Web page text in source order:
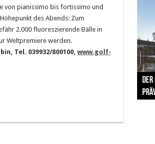
von pianissimo bis fortissimo und
des Abends: Zum
2.000 fluoreszierende Bälle in
Weltpremiere werden.
Tel. 039932/800100, www.golf-
The